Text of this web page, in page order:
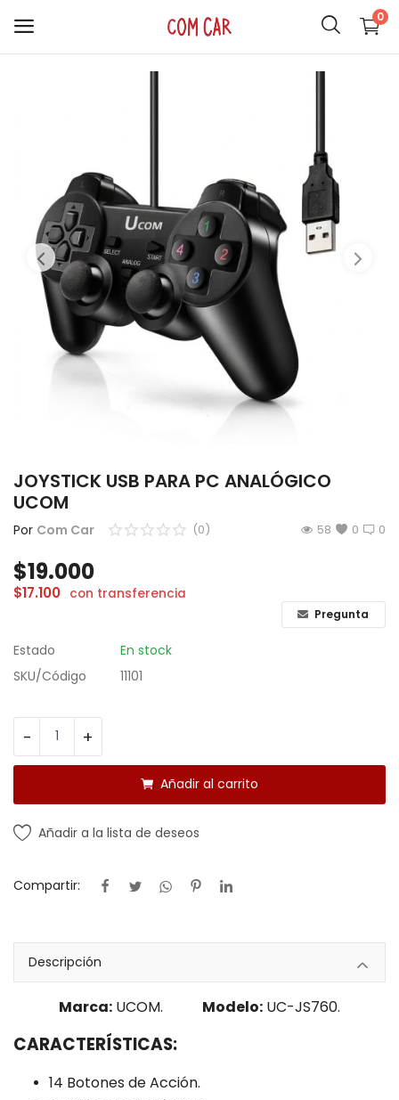
0
AUDIO
SMARTWATCH
COMPUTACIÓN
ILUMINACIÓN
INFANTIL
Contacto
Registrarse
JOYSTICK USB PARA PC ANALÓGICO
UCOM
Por Com Car 0
(0) 0
58
$19.000
$17.100 con transferencia
Pregunta
Estado
En stock
SKU/Código
11101
- +
Añadir al carrito
Añadir a la lista de deseos
Compartir:
Descripción
Marca: UCOM. Modelo: UC-JS760.
CARACTERÍSTICAS:
14 Botones de Acción.